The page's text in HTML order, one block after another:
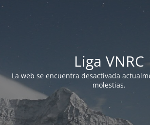
Liga VNRC
La web se encuentra desactivada
molestias.